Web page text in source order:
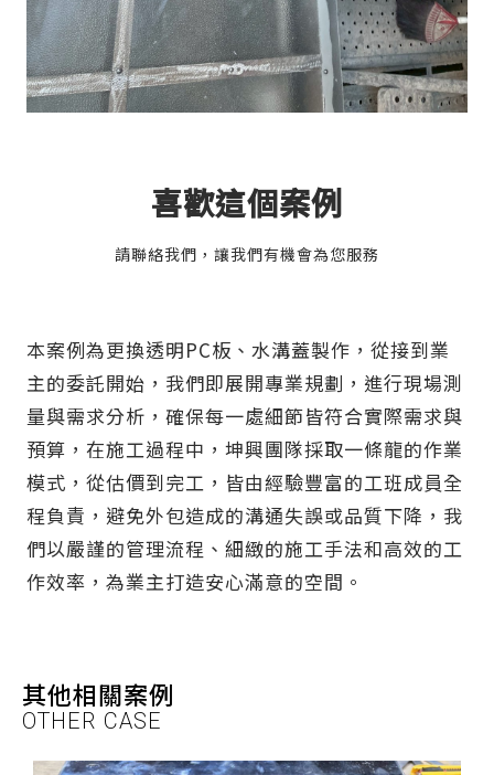
喜歡這個案例
請聯絡我們，讓我們有機會為您服務
本案例為更換透明PC板、水溝蓋製作，從接到業
主的委託開始，我們即展開專業規劃，進行現場測
量與需求分析，確保每一處細節皆符合實際需求與
預算，在施工過程中，坤興團隊採取一條龍的作業
模式，從估價到完工，皆由經驗豐富的工班成員全
程負責，避免外包造成的溝通失誤或品質下降，我
們以嚴謹的管理流程、細緻的施工手法和高效的工
作效率，為業主打造安心滿意的空間。
其他相關案例
OTHER CASE